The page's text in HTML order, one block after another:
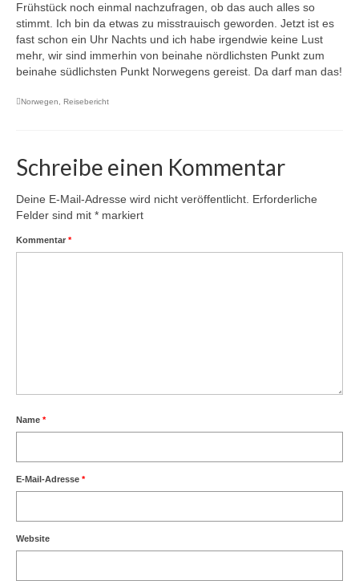
Frühstück noch einmal nachzufragen, ob das auch alles so
stimmt. Ich bin da etwas zu misstrauisch geworden. Jetzt ist es
fast schon ein Uhr Nachts und ich habe irgendwie keine Lust
mehr, wir sind immerhin von beinahe nördlichsten Punkt zum
beinahe südlichsten Punkt Norwegens gereist. Da darf man das!
Norwegen Reisebericht
Schreibe einen Kommentar
Deine E-Mail-Adresse wird nicht veröffentlicht. Erforderliche
Felder sind mit * markiert
Kommentar *
Name *
E-Mail-Adresse *
Website